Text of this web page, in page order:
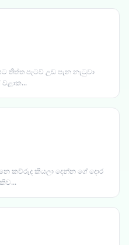
තිත්ත පැටව් උඩ පැන නැටුවා
කව්රුද කියලා දෙන්න ගේ දොර